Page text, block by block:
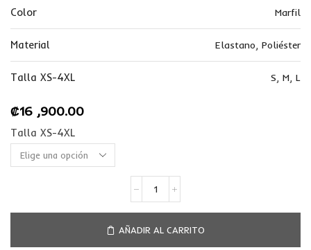
Color Marfil
Material Elastano, Poliéster
Talla XS-4XL S, M, L
₡16 ,900.00
Talla XS-4XL
AÑADIR AL CARRITO